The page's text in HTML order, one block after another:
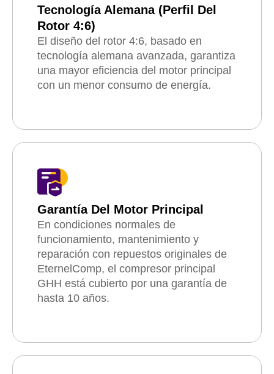
Tecnología Alemana (perfil Del
Rotor 4:6)
El diseño del rotor 4:6, basado en
tecnología alemana avanzada, garantiza
una mayor eficiencia del motor principal
con un menor consumo de energía.
Garantía Del Motor Principal
En condiciones normales de
funcionamiento, mantenimiento y
reparación con repuestos originales de
EternelComp, el compresor principal
GHH está cubierto por una garantía de
hasta 10 años.